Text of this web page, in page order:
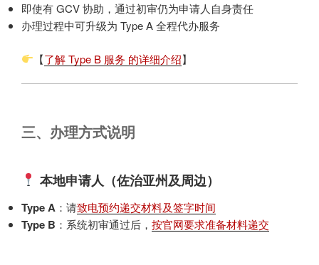
即使有 GCV 协助，通过初审仍为申请人自身责任
办理过程中可升级为 Type A 全程代办服务
【了解 Type B 服务 的详细介绍】
三、办理方式说明
本地申请人（佐治亚州及周边）
Type A ：请致电预约递交材料及签字时间
Type B ：系统初审通过后， 按官网要求准备材料递交